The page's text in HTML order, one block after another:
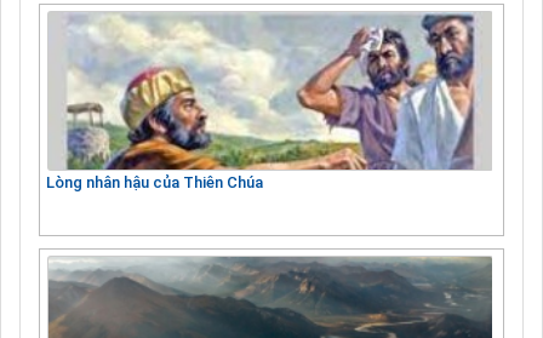
Lòng nhân hậu của Thiên Chúa